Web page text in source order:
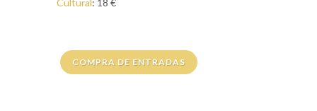
COMPRA DE ENTRADAS